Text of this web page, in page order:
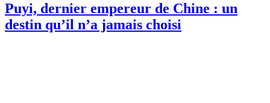
Puyi, dernier empereur de Chine : un
destin qu’il n’a jamais choisi